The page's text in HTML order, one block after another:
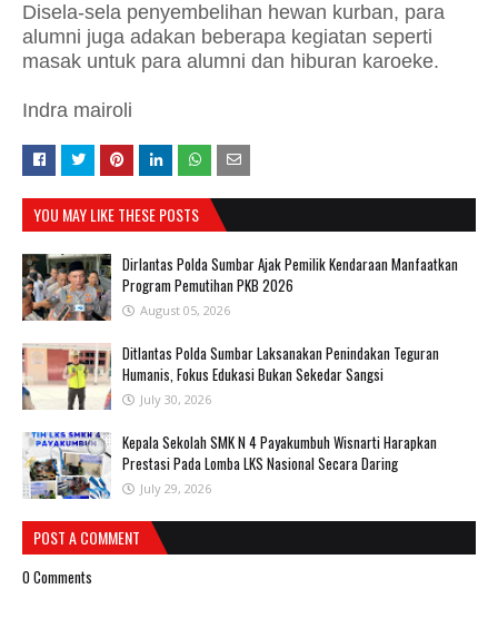
Disela-sela penyembelihan hewan kurban, para
alumni juga adakan beberapa kegiatan seperti
masak untuk para alumni dan hiburan karoeke.
Indra mairoli
YOU MAY LIKE THESE POSTS
Dirlantas Polda Sumbar Ajak Pemilik Kendaraan Manfaatkan
Program Pemutihan PKB 2026
August 05, 2026
Ditlantas Polda Sumbar Laksanakan Penindakan Teguran
Humanis, Fokus Edukasi Bukan Sekedar Sangsi
July 30, 2026
Kepala Sekolah SMK N 4 Payakumbuh Wisnarti Harapkan
Prestasi Pada Lomba LKS Nasional Secara Daring
July 29, 2026
POST A COMMENT
0 Comments